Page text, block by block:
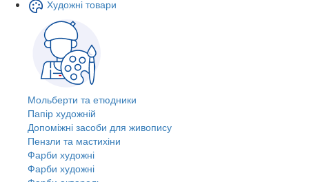
Художні товари
Мольберти та етюдники
Папір художній
Допоміжні засоби для живопису
Пензли та мастихіни
Фарби художні
Фарби художні